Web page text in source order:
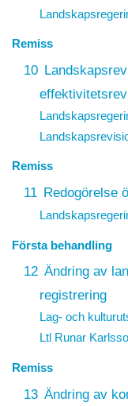
Remiss
10
Remiss
11 Redogörelse
Första behandling
12 Ändring av
registrering
Lag- och
Ltl Runar
Remiss
13 Ändring av